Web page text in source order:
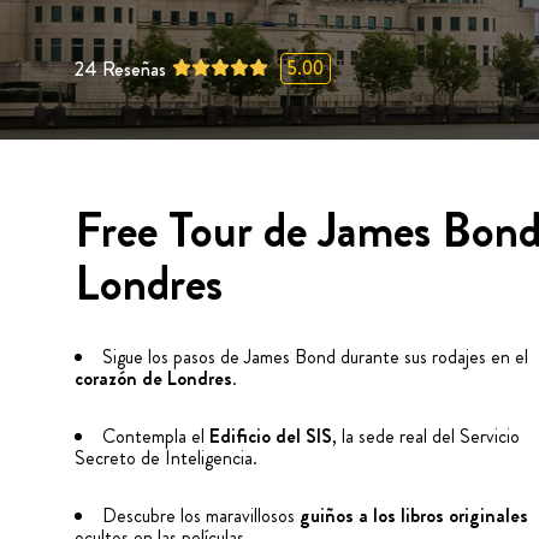
24Reseñas 5.00
Free Tour de James
Londres
Sigue los pasos de James Bond durante sus rodajes en el
corazón de Londres.
Contempla el Edificio del SIS, la sede real del Servicio
Secreto de Inteligencia.
Descubre los maravillosos guiños a los libros originales